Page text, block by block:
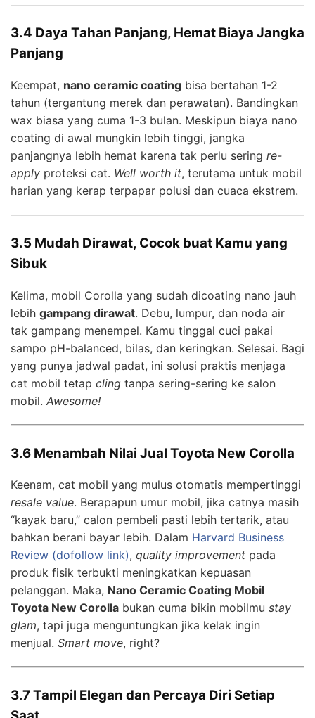
3.4 Daya Tahan Panjang, Hemat Biaya Jangka
Panjang
Keempat, nano ceramic coating bisa bertahan 1-2
tahun (tergantung merek dan perawatan). Bandingkan
wax biasa yang cuma 1-3 bulan. Meskipun biaya nano
coating di awal mungkin lebih tinggi, jangka
panjangnya lebih hemat karena tak perlu sering re-
apply proteksi cat. Well worth it, terutama untuk mobil
harian yang kerap terpapar polusi dan cuaca ekstrem.
3.5 Mudah Dirawat, Cocok buat Kamu yang
Sibuk
Kelima, mobil Corolla yang sudah dicoating nano jauh
lebih gampang dirawat. Debu, lumpur, dan noda air
tak gampang menempel. Kamu tinggal cuci pakai
sampo pH-balanced, bilas, dan keringkan. Selesai. Bagi
yang punya jadwal padat, ini solusi praktis menjaga
cat mobil tetap cling tanpa sering-sering ke salon
mobil. Awesome!
3.6 Menambah Nilai Jual Toyota New Corolla
Keenam, cat mobil yang mulus otomatis mempertinggi
resale value. Berapapun umur mobil, jika catnya masih
“kayak baru,” calon pembeli pasti lebih tertarik, atau
bahkan berani bayar lebih. Dalam Harvard Business
Review (dofollow link), quality improvement pada
produk fisik terbukti meningkatkan kepuasan
pelanggan. Maka, Nano Ceramic Coating Mobil
Toyota New Corolla bukan cuma bikin mobilmu stay
glam, tapi juga menguntungkan jika kelak ingin
menjual. Smart move, right?
3.7 Tampil Elegan dan Percaya Diri Setiap